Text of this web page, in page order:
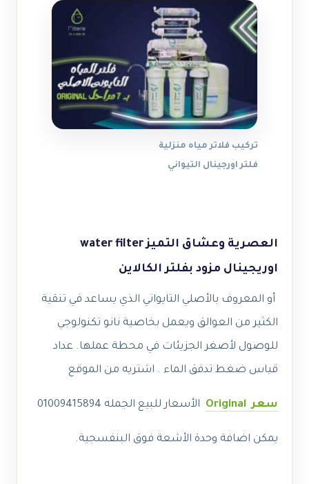
تركيب فلاتر مياه منزلية
فلتر اورجينال التيواني
العصرية وعشاق التميز water filter
اوريجينال مزود بفلتر الكالاين
أو المعروف بالأصلي التايواني الذي يساعد في تنقية
الكثير من العوالق ويعمل بخاصية نانو تكنولوجي
للوصول لأصغر الجزيئات في محطة عملها. عداد
قياس ضغط تدفق الماء . اشتريه من الموقع
سعر Original الأسعار للبيع الجمله 01009415894
يمكن اضافة وحدة الأشعة فوق البنفسجية.